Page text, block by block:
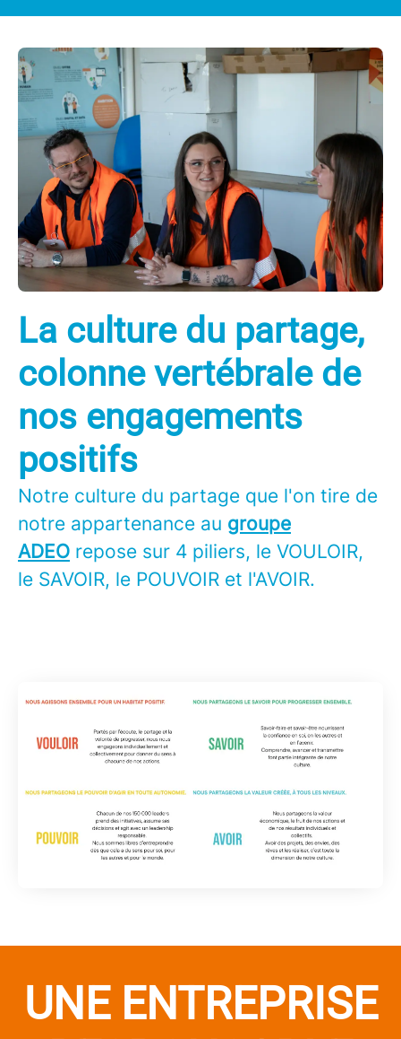
La culture du partage,
colonne vertébrale de
nos engagements
positifs
Notre culture du partage que l'on tire de
notre appartenance au groupe
ADEO repose sur 4 piliers, le VOULOIR,
le SAVOIR, le POUVOIR et l'AVOIR.
UNE ENTREPRISE